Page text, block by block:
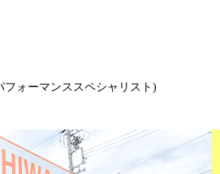
ォーマンススペシャリスト)